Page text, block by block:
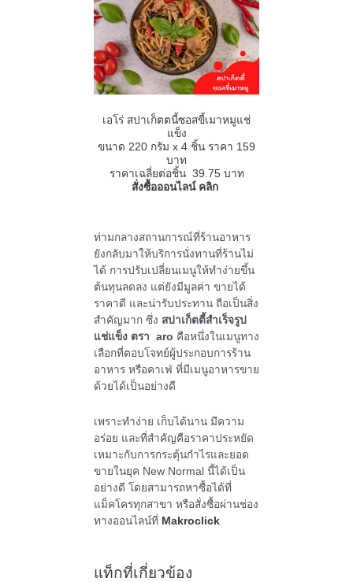
เอโร่ สปาเก็ตตนี้ซอสขี้เมาหมูแช่
แข็ง
ขนาด 220 กรัม x 4 ชิ้น ราคา 159
บาท
ราคาเฉลี่ยต่อชิ้น 39.75 บาท
สั่งซื้อออนไลน์ คลิก
ท่ามกลางสถานการณ์ที่ร้านอาหาร
ยังกลับมาให้บริการนั่งทานที่ร้านไม่
ได้ การปรับเปลี่ยนเมนูให้ทำง่ายขึ้น
ต้นทุนลดลง แต่ยังมีมูลค่า ขายได้
ราคาดี และน่ารับประทาน ถือเป็นสิ่ง
สำคัญมาก ซึ่ง สปาเก็ตตี้สำเร็จรูป
แช่แข็ง ตรา aro คือหนึ่งในเมนูทาง
เลือกที่ตอบโจทย์ผู้ประกอบการร้าน
อาหาร หรือคาเฟ่ ที่มีเมนูอาหารขาย
ด้วยได้เป็นอย่างดี
เพราะทำง่าย เก็บได้นาน มีความ
อร่อย และที่สำคัญคือราคาประหยัด
เหมาะกับการกระตุ้นกำไรและยอด
ขายในยุค New Normal นี้ได้เป็น
อย่างดี โดยสามารถหาซื้อได้ที่
แม็คโครทุกสาขา หรือสั่งซื้อผ่านช่อง
ทางออนไลน์ที่ Makroclick
แท็กที่เกี่ยวข้อง